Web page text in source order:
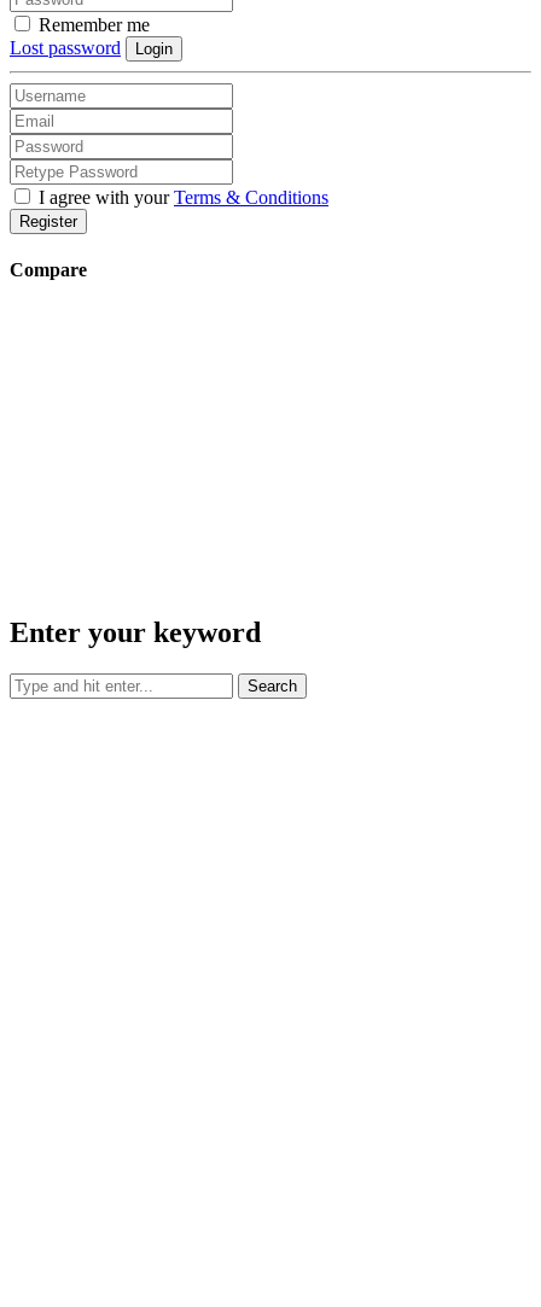
Remember me
Lost password
Login
I agree with yourTerms & Conditions
Register
Compare
Enter your keyword
Search